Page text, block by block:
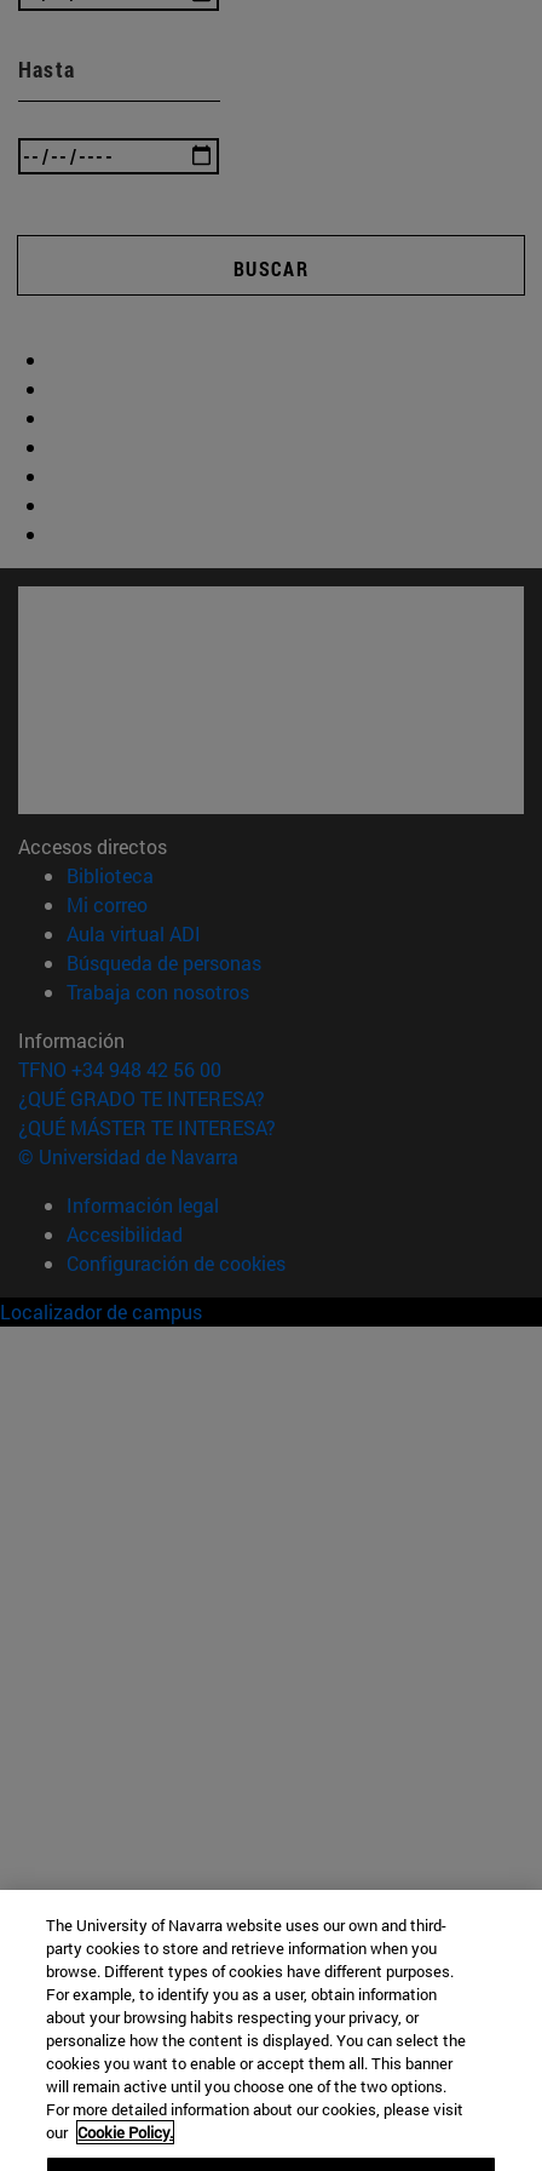
Hasta
BUSCAR
Accesos directos
Biblioteca
Mi correo(abre en nueva ventana)
Aula virtual ADI
Búsqueda de personas(abre en nueva ventana)
Trabaja con nosotros(abre en nueva ventana)
Información
TFNO +34 948 42 56 00
¿QUÉ GRADO TE INTERESA?
¿QUÉ MÁSTER TE INTERESA?
© Universidad de Navarra
Información legal
Accesibilidad
Configuración de cookies
Localizador de campus
The University of Navarra website uses our own and third-
party cookies to store and retrieve information when you
browse. Different types of cookies have different purposes.
For example, to identify you as a user, obtain information
about your browsing habits respecting your privacy, or
personalize how the content is displayed. You can select the
cookies you want to enable or accept them all. This banner
will remain active until you choose one of the two options.
For more detailed information about our cookies, please visit
our Cookie Policy.